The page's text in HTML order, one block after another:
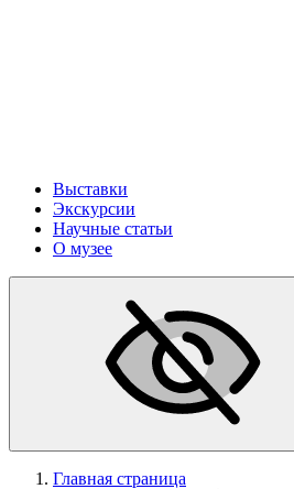
Выставки
Экскурсии
Научные статьи
О музее
Главная страница